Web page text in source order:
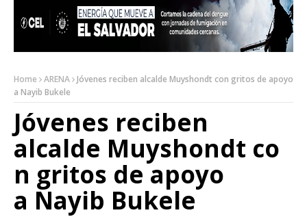
Home ARENA Jóvenes reciben alcalde Muyshondt con gritos de apoyo
a Nayib Bukele
Jóvenes reciben
alcalde Muyshondt co
n gritos de apoyo
a Nayib Bukele